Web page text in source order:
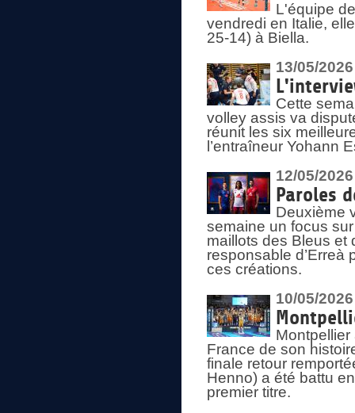
L'équipe
vendredi en Italie,
25-14) à Biella.
13/05/2026
Cette
volley assis va
réunit les six
l’entraîneur Yohann
12/05/2026
Paroles
Deuxième
semaine un focus
maillots des Bleus et
responsable d’Erreà
ces créations.
10/05/2026
France de son
finale retour
Henno) a été battu
premier titre.